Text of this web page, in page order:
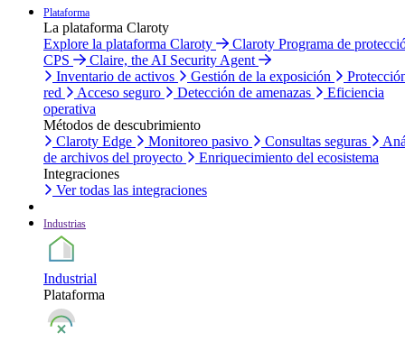
Plataforma
La plataforma Claroty
Explore la plataforma Claroty
Claroty Programa de
CPS
Claire, the AI Security Agent
Inventario de activos
Gestión de la exposición
red
Acceso seguro Detección de amenazas
Eficiencia
operativa
Métodos de descubrimiento
Claroty Edge
Monitoreo pasivo Consultas seguras
de archivos del proyecto
Enriquecimiento del ecosistema
Integraciones
Ver todas las integraciones
Industrias
Industrial
Plataforma